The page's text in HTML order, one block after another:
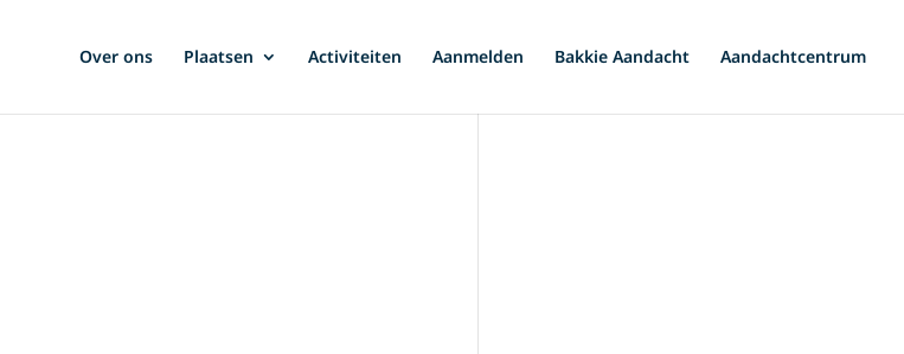
Over ons Plaatsen Activiteiten Aanmelden Bakkie Aandacht Aandachtcentrum